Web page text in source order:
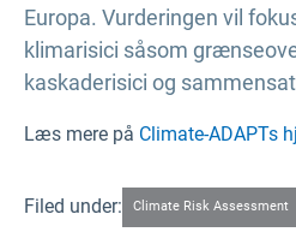
Europa. Vurderingen vil
klimarisici såsom
kaskaderisici og
Læs mere på Climate-ADAPTs
Filed under: Climate Risk Assessment